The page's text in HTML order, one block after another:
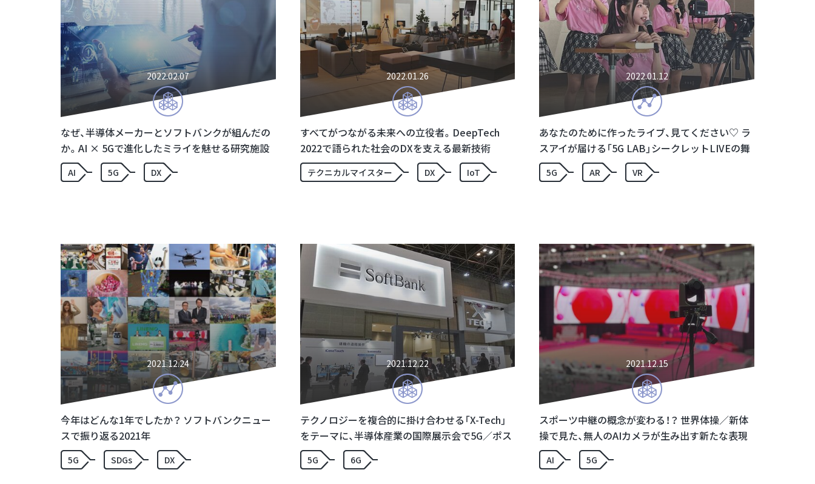
AI 5G DX
2022.02.07
なぜ、半導体メーカーとソフトバンクが組んだの
か。AI × 5Gで進化したミライを魅せる研究施設
「AI-on-5G Lab.」
テクニカルマイスター DX IoT
2022.01.26
すべてがつながる未来への立役者。DeepTech
2022で語られた社会のDXを支える最新技術
5G AR VR
2022.01.12
あなたのために作ったライブ、見てください♡ ラ
スアイが届ける「5G LAB」シークレットLIVEの舞
台裏に潜入したら…
5G SDGs DX
2021.12.24
今年はどんな1年でしたか？ ソフトバンクニュー
スで振り返る2021年
5G 6G
2021.12.22
テクノロジーを複合的に掛け合わせる「X-Tech」
をテーマに、半導体産業の国際展示会で5G／ポス
ト5Gの取り組みを紹介
AI 5G
2021.12.15
スポーツ中継の概念が変わる！？ 世界体操／新体
操で見た、無人のAIカメラが生み出す新たな表現